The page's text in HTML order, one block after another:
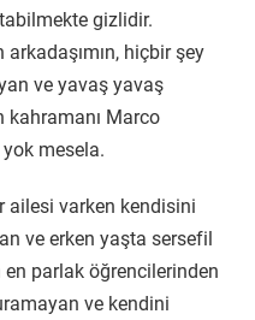
gizlidir.
hiçbir şey
ve yavaş yavaş
kahramanı Marco
mesela.
ailesi varken kendisini
ve erken yaşta sersefil
en parlak öğrencilerinden
ve kendini